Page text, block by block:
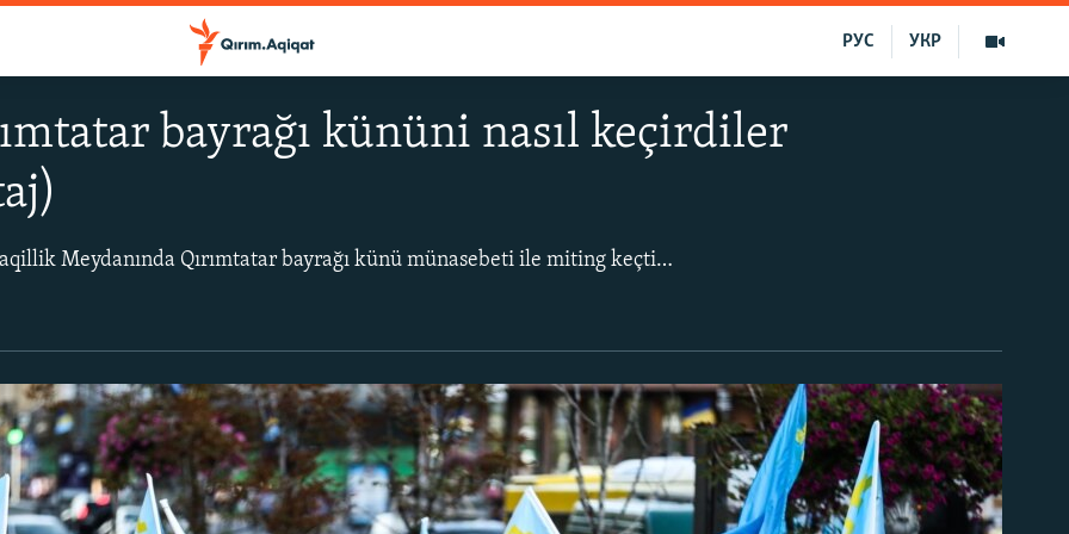
УКР
РУС
bayrağı kününi nasıl keçirdiler
İyün 26-da Kyivde Müstaqillik Meydanında Qırımtatar bayrağı künü münasebeti ile miting keçti. Tedbirniñ başında Ukraina ve qırımtatar halqınıñ gimnleri yañğıradı, Meclis azası Eskender Bariyev ise qırımtatarlarnıñ milliy temsiliniñ tarihı aqqında ikâye etti. Ondan ğayrı, Qırımtatar Milliy Meclisiniñ reisi Refat Çubarov kiriş sözü ile çıqışta bulundı.